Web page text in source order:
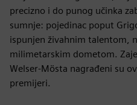
precizno i do punog učinka
sumnje: pojedinac poput
ispunjen živahnim talentom,
milimetarskim dometom.
Welser-Mösta nagrađeni su
premijeri.